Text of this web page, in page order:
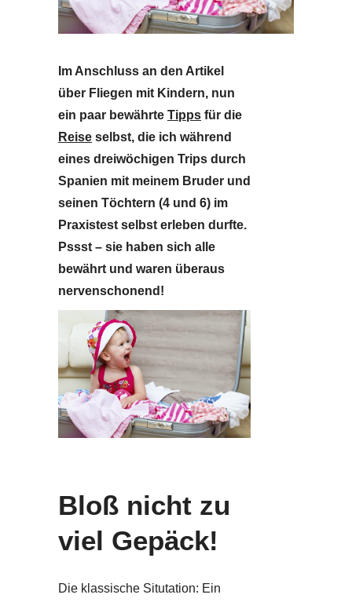
Im Anschluss an den Artikel
über Fliegen mit Kindern, nun
ein paar bewährte Tipps für die
Reise selbst, die ich während
eines dreiwöchigen Trips durch
Spanien mit meinem Bruder und
seinen Töchtern (4 und 6) im
Praxistest selbst erleben durfte.
Pssst – sie haben sich alle
bewährt und waren überaus
nervenschonend!
Bloß nicht zu
viel Gepäck!
Die klassische Situtation: Ein